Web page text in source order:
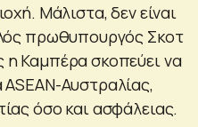
Μάλιστα, δεν είναι
πρωθυπουργός Σκοτ
Καμπέρα σκοπεύει να
Αυστραλίας,
όσο και ασφάλειας.